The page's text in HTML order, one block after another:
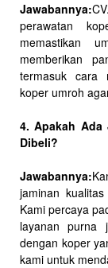
Jawabannya:
perawatan
memastikan
memberikan
termasuk cara
koper umroh
4. Apakah Ada
Dibeli?
Jawabannya:
jaminan
Kami percaya
layanan purna
dengan koper
kami untuk